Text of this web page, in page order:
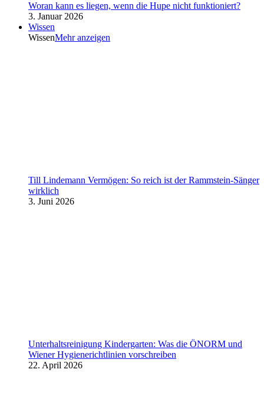
Woran kann es liegen, wenn die Hupe nicht funktioniert?
3. Januar 2026
Wissen
WissenMehr anzeigen
Till Lindemann Vermögen: So reich ist der Rammstein-Sänger
wirklich
3. Juni 2026
Unterhaltsreinigung Kindergarten: Was die ÖNORM und
Wiener Hygienerichtlinien vorschreiben
22. April 2026